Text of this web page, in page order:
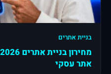
בניית אתרים
אתר עסקי